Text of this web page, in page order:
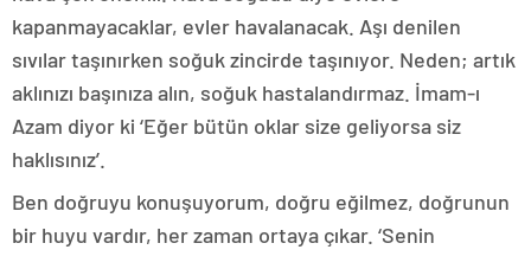
kapanmayacaklar, evler havalanacak. Aşı denilen
sıvılar taşınırken soğuk zincirde taşınıyor. Neden; artık
aklınızı başınıza alın, soğuk hastalandırmaz. İmam-ı
Azam diyor ki ‘Eğer bütün oklar size geliyorsa siz
haklısınız’.
Ben doğruyu konuşuyorum, doğru eğilmez, doğrunun
bir huyu vardır, her zaman ortaya çıkar. ‘Senin